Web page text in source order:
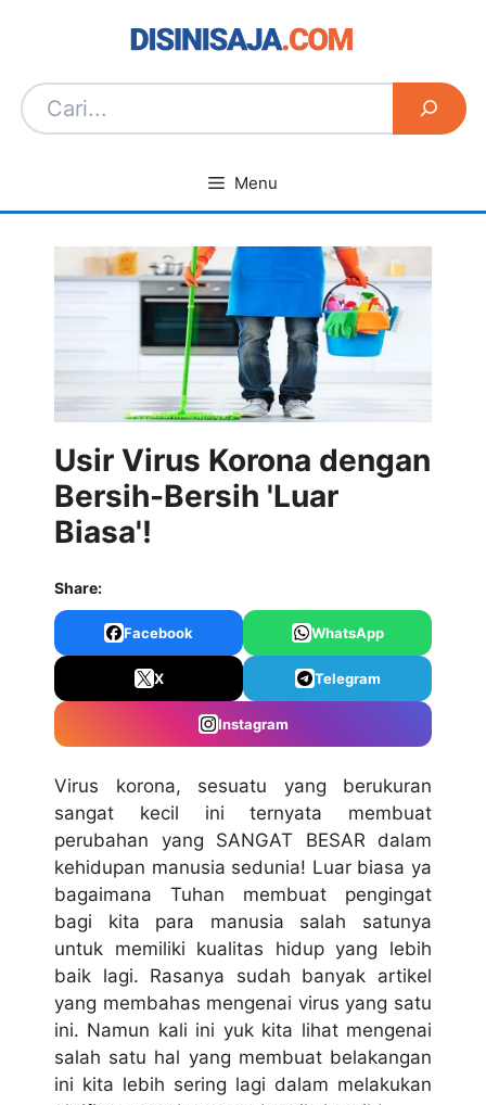
Menu
Usir Virus Korona dengan
Bersih-Bersih 'Luar
Biasa'!
Share:
Facebook WhatsApp
X Telegram
Instagram
Virus korona, sesuatu yang berukuran
sangat kecil ini ternyata membuat
perubahan yang SANGAT BESAR dalam
kehidupan manusia sedunia! Luar biasa ya
bagaimana Tuhan membuat pengingat
bagi kita para manusia salah satunya
untuk memiliki kualitas hidup yang lebih
baik lagi. Rasanya sudah banyak artikel
yang membahas mengenai virus yang satu
ini. Namun kali ini yuk kita lihat mengenai
salah satu hal yang membuat belakangan
ini kita lebih sering lagi dalam melakukan